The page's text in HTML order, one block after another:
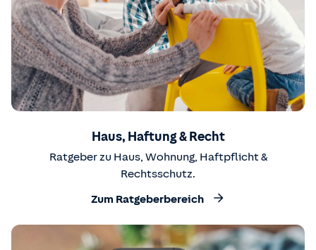
Haus, Haftung & Recht
Ratgeber zu Haus, Wohnung, Haftpflicht &
Rechtsschutz.
Zum Ratgeberbereich